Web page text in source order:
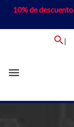
10% de descuento
menu